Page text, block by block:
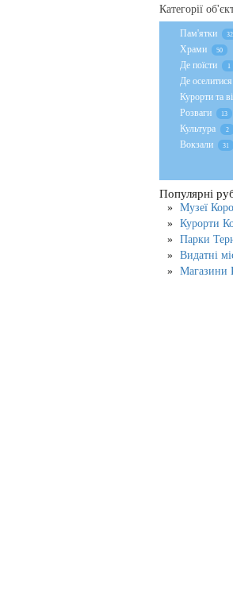
Категорії
Пам'ятки
Храми 50
Де поїсти 1
Де оселитися
Курорти та
Розваги 13
Культура 2
Вокзали 31
Популярні
Музеї
Курорти
Парки
Видатні
Магазини